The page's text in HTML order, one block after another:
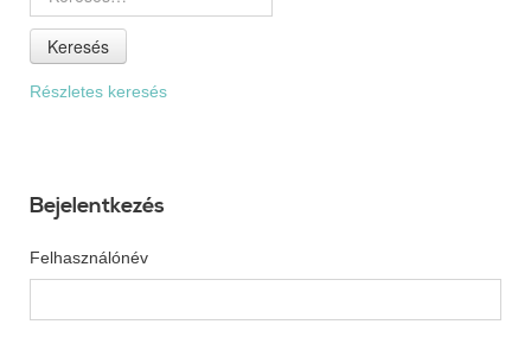
Keresés
Részletes keresés
Bejelentkezés
Felhasználónév